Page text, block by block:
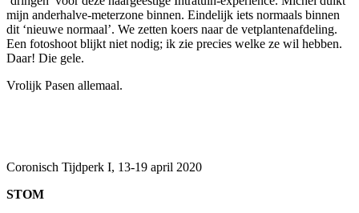
mijn anderhalve-meterzone binnen. Eindelijk iets normaals binnen
dit ‘nieuwe normaal’. We zetten koers naar de vetplantenafdeling.
Een fotoshoot blijkt niet nodig; ik zie precies welke ze wil hebben.
Daar! Die gele.
Vrolijk Pasen allemaal.
Coronisch Tijdperk I, 13-19 april 2020
STOM